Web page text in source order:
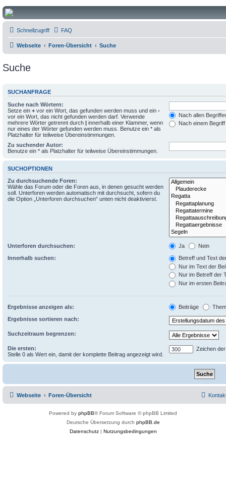
Micro Magic Forum Deutschland
Schnellzugriff FAQ
Webseite Foren-Übersicht Suche
Suche
SUCHANFRAGE
Suche nach Wörtern:
Setze ein + vor ein Wort, das gefunden werden muss und ein -
vor ein Wort, das nicht gefunden werden darf. Verwende
mehrere Wörter getrennt durch | innerhalb einer Klammer, wenn
nur eines der Wörter gefunden werden muss. Benutze ein * als
Platzhalter für teilweise Übereinstimmungen.
Nach allen
Nach einem
Zu suchender Autor:
Benutze ein * als Platzhalter für teilweise Übereinstimmungen.
SUCHOPTIONEN
Zu durchsuchende Foren:
Wähle das Forum oder die Foren aus, in denen gesucht werden
soll. Unterforen werden automatisch mit durchsucht, sofern du
die Option „Unterforen durchsuchen“ unten nicht deaktivierst.
Unterforen durchsuchen: Ja Nein
Innerhalb suchen:
Betreff und Text
Nur im Text der
Nur im Betreff der
Nur im ersten
Ergebnisse anzeigen als: Beiträge
Ergebnisse sortieren nach:
Suchzeitraum begrenzen:
Die ersten:
Stelle 0 als Wert ein, damit der komplette Beitrag angezeigt wird.
Zeichen
Webseite Foren-Übersicht
Powered by phpBB® Forum Software © phpBB Limited
Deutsche Übersetzung durch phpBB.de
Datenschutz| Nutzungsbedingungen